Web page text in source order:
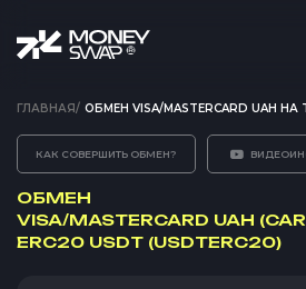
ГЛАВНАЯ/ ОБМЕН VISA/MASTERCARD UAH НА
КАК СОВЕРШИТЬ ОБМЕН?
ОБМЕН
VISA/MASTERCARD UAH
ERC20 USDT (USDTERC20)